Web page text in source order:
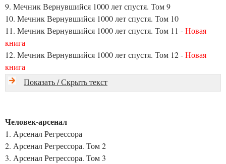
9. Мечник Вернувшийся 1000 лет спустя. Том 9
10. Мечник Вернувшийся 1000 лет спустя. Том 10
11. Мечник Вернувшийся 1000 лет спустя. Том 11 -Новая
книга
12. Мечник Вернувшийся 1000 лет спустя. Том 12 -Новая
книга
Показать / Скрыть текст
Человек-арсенал
1. Арсенал Регрессора
2. Арсенал Регрессора. Том 2
3. Арсенал Регрессора. Том 3